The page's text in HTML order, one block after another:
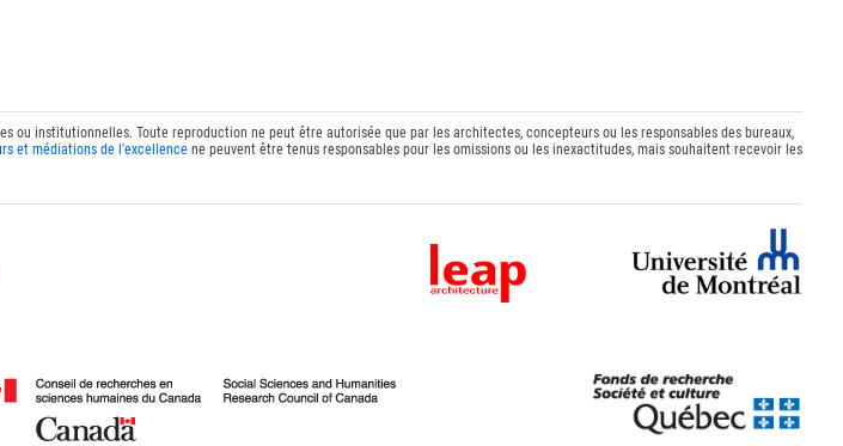
ou institutionnelles. Toute reproduction ne peut être autorisée que par les architectes, concepteurs ou les responsables des bureaux,
et médiations de l'excellencene peuvent être tenus responsables pour les omissions ou les inexactitudes, mais souhaitent recevoir les